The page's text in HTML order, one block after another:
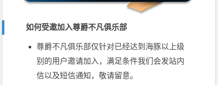
如何受邀加入尊爵不凡俱乐部
尊爵不凡俱乐部仅针对已经达到海豚以上级
别的用户邀请加入，满足条件我们会发站内
信以及短信通知，敬请留意。